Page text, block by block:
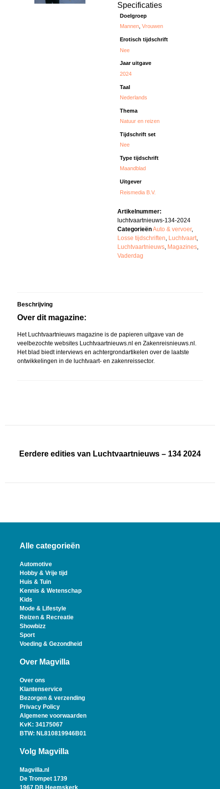
Specificaties
Doelgroep
Mannen,Vrouwen
Erotisch tijdschrift
Nee
Jaar uitgave
2024
Taal
Nederlands
Thema
Natuur en reizen
Tijdschrift set
Nee
Type tijdschrift
Maandblad
Uitgever
Reismedia B.V.
Artikelnummer:
luchtvaartnieuws-134-2024
CategorieënAuto & vervoer,
Losse tijdschriften, Luchtvaart,
Luchtvaartnieuws, Magazines,
Vaderdag
Beschrijving
Over dit magazine:
Het Luchtvaartnieuws magazine is de papieren uitgave van de
veelbezochte websites Luchtvaartnieuws.nl en Zakenreisnieuws.nl.
Het blad biedt interviews en achtergrondartikelen over de laatste
ontwikkelingen in de luchtvaart- en zakenreissector.
Eerdere edities van Luchtvaartnieuws – 134 2024
Alle categorieën
Automotive
Hobby & Vrije tijd
Huis & Tuin
Kennis & Wetenschap
Kids
Mode & Lifestyle
Reizen & Recreatie
Showbizz
Sport
Voeding & Gezondheid
Over Magvilla
Over ons
Klantenservice
Bezorgen & verzending
Privacy Policy
Algemene voorwaarden
KvK: 34175067
BTW: NL810819946B01
Volg Magvilla
Magvilla.nl
De Trompet 1739
1967 DB Heemskerk